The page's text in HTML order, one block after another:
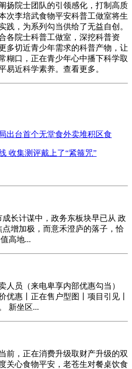
扬院士团队的引领感化，打制高质
次李培武食物平安科普工做室将生
践，为系列勾当供给了无益自创。
各院士科普工做室，深挖科普资
多切近青少年需求的科普产物，让
糊口，正在青少年心中播下科学取
易近科学素养。查看更多。
出台首个无堂食外卖堆积区食
收集测评戴上了“紧箍咒”
长计谋中，政务东板块早已从 政
增加极，而意禾澄庐的落子，恰
高地...
人员（来电卑享内部优惠勾当）
优惠丨正在售户型图丨项目引见丨
新坐区...
前，正在消费升级取财产升级的双
关心食物平安，老苍生对餐桌饮食